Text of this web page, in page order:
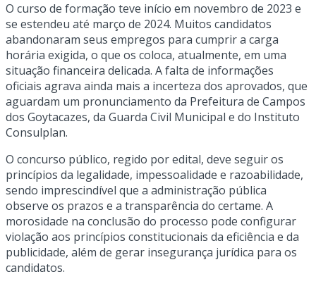
O curso de formação teve início em novembro de 2023 e
se estendeu até março de 2024. Muitos candidatos
abandonaram seus empregos para cumprir a carga
horária exigida, o que os coloca, atualmente, em uma
situação financeira delicada. A falta de informações
oficiais agrava ainda mais a incerteza dos aprovados, que
aguardam um pronunciamento da Prefeitura de Campos
dos Goytacazes, da Guarda Civil Municipal e do Instituto
Consulplan.
O concurso público, regido por edital, deve seguir os
princípios da legalidade, impessoalidade e razoabilidade,
sendo imprescindível que a administração pública
observe os prazos e a transparência do certame. A
morosidade na conclusão do processo pode configurar
violação aos princípios constitucionais da eficiência e da
publicidade, além de gerar insegurança jurídica para os
candidatos.